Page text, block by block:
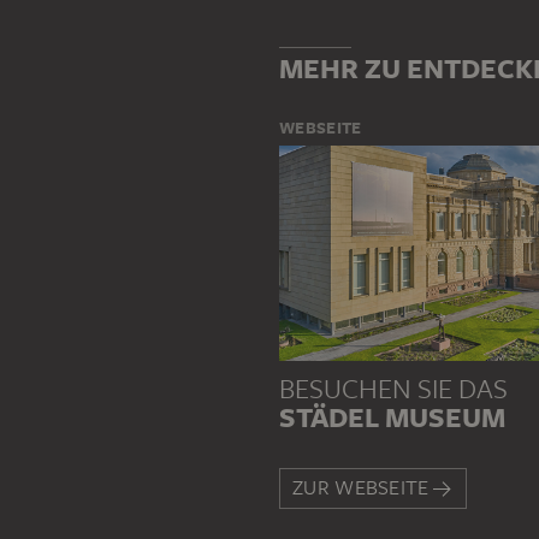
MEHR ZU
WEBSEITE
BESUCHEN SIE DAS
STÄDEL MUSEUM
ZUR WEBSEITE